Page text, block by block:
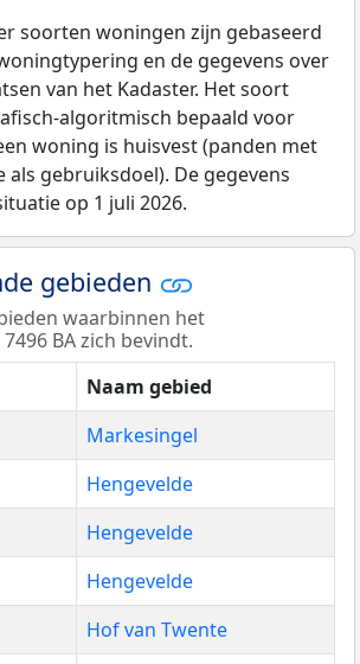
soorten woningen zijn gebaseerd
en de gegevens over
van het Kadaster. Het soort
algoritmisch bepaald voor
woning is huisvest (panden met
gebruiksdoel). De gegevens
op 1 juli 2026.
gebieden
waarbinnen het
BA zich bevindt.
Naam gebied
Markesingel
Hengevelde
Hengevelde
Hengevelde
Hof van Twente